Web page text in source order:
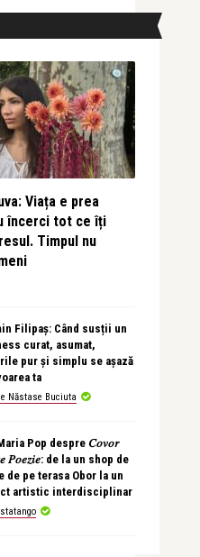
Viața e prea
încerci tot ce îți
Timpul nu
Filipaș: Când susții un
curat, asumat,
pur și simplu se așază
ta
Năstase Buciuta
Pop despre 𝐶𝑜𝑣𝑜𝑟
𝑃𝑜𝑒𝑧𝑖𝑒: de la un shop de
de pe terasa Obor la un
artistic interdisciplinar